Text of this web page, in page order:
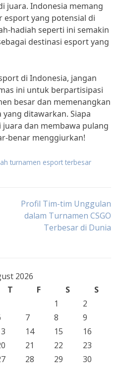
juara. Indonesia memang
esport yang potensial di
hadiah seperti ini semakin
destinasi esport yang
di Indonesia, jangan
ini untuk berpartisipasi
besar dan memenangkan
ditawarkan. Siapa
dan membawa pulang
benar menggiurkan!
turnamen esport terbesar
Profil Tim-tim Unggulan
dalam Turnamen CSGO
Terbesar di Dunia
2026
T F S
S
1
2
7 8
9
14 15
16
21 22
23
28 29
30